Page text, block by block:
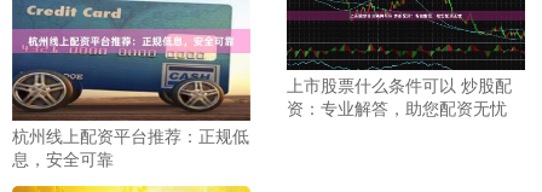
杭州线上配资平台推荐：正规低
息，安全可靠
上市股票什么条件可以 炒股配
资：专业解答，助您配资无忧